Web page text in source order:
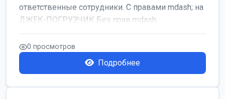
ответственные сотрудники. С правами mdash; на
ДЖЕК-ПОГРУЗЧИК Без прав mdash; ...
0 просмотров
Подробнее